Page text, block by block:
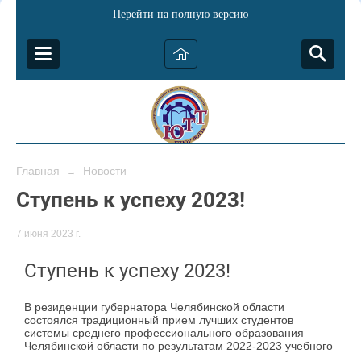
Перейти на полную версию
Главная → Новости
Ступень к успеху 2023!
7 июня 2023 г.
Ступень к успеху 2023!
В резиденции губернатора Челябинской области
состоялся традиционный прием лучших студентов
системы среднего профессионального образования
Челябинской области по результатам 2022-2023 учебного